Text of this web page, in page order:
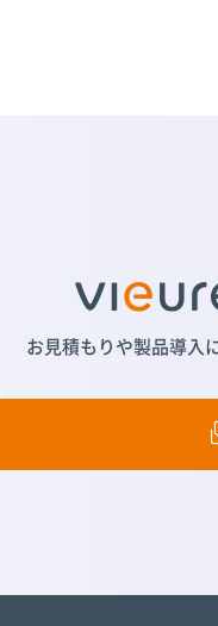
お見積もりや製品導入